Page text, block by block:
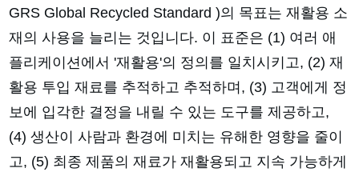
GRS Global Recycled Standard )의 목표는 재활용 소
재의 사용을 늘리는 것입니다. 이 표준은 (1) 여러 애
플리케이션에서 '재활용'의 정의를 일치시키고, (2) 재
활용 투입 재료를 추적하고 추적하며, (3) 고객에게 정
보에 입각한 결정을 내릴 수 있는 도구를 제공하고,
(4) 생산이 사람과 환경에 미치는 유해한 영향을 줄이
고, (5) 최종 제품의 재료가 재활용되고 지속 가능하게